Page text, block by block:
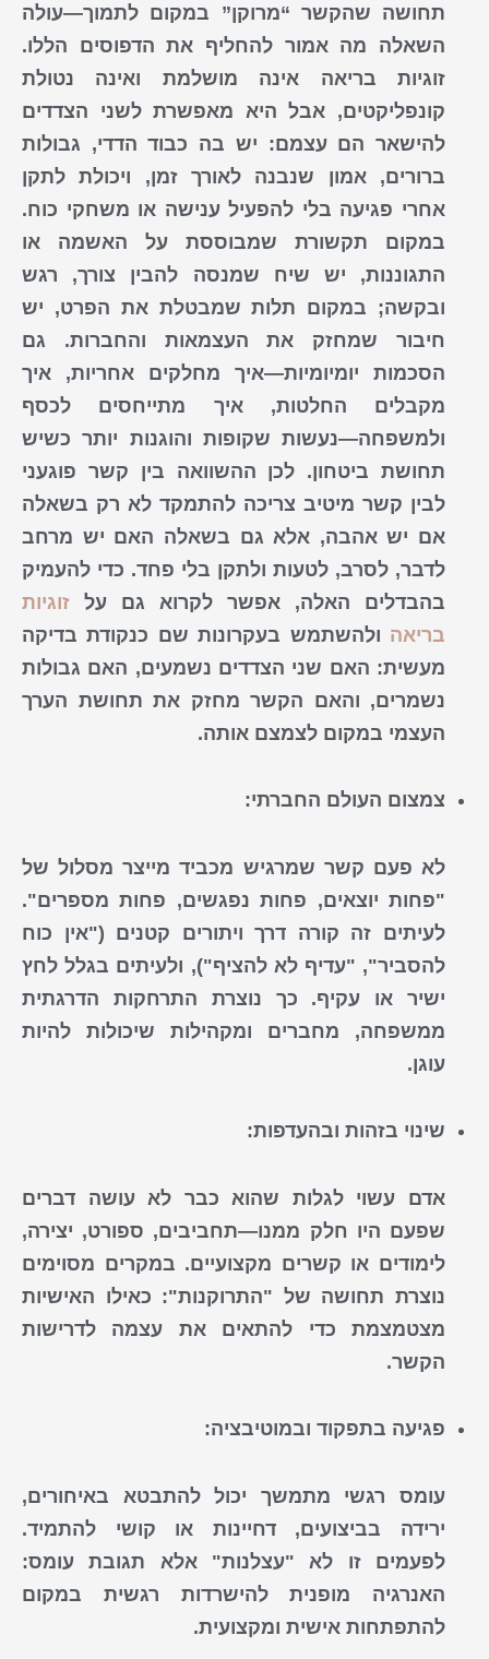
תחושה שהקשר “מרוקן” במקום לתמוך—עולה
השאלה מה אמור להחליף את הדפוסים הללו.
זוגיות בריאה אינה מושלמת ואינה נטולת
קונפליקטים, אבל היא מאפשרת לשני הצדדים
להישאר הם עצמם: יש בה כבוד הדדי, גבולות
ברורים, אמון שנבנה לאורך זמן, ויכולת לתקן
אחרי פגיעה בלי להפעיל ענישה או משחקי כוח.
במקום תקשורת שמבוססת על האשמה או
התגוננות, יש שיח שמנסה להבין צורך, רגש
ובקשה; במקום תלות שמבטלת את הפרט, יש
חיבור שמחזק את העצמאות והחברות. גם
הסכמות יומיומיות—איך מחלקים אחריות, איך
מקבלים החלטות, איך מתייחסים לכסף
ולמשפחה—נעשות שקופות והוגנות יותר כשיש
תחושת ביטחון. לכן ההשוואה בין קשר פוגעני
לבין קשר מיטיב צריכה להתמקד לא רק בשאלה
אם יש אהבה, אלא גם בשאלה האם יש מרחב
לדבר, לסרב, לטעות ולתקן בלי פחד. כדי להעמיק
בהבדלים האלה, אפשר לקרוא גם על זוגיות
בריאה ולהשתמש בעקרונות שם כנקודת בדיקה
מעשית: האם שני הצדדים נשמעים, האם גבולות
נשמרים, והאם הקשר מחזק את תחושת הערך
העצמי במקום לצמצם אותה.
צמצום העולם החברתי:
לא פעם קשר שמרגיש מכביד מייצר מסלול של
"פחות יוצאים, פחות נפגשים, פחות מספרים".
לעיתים זה קורה דרך ויתורים קטנים ("אין כוח
להסביר", "עדיף לא להציף"), ולעיתים בגלל לחץ
ישיר או עקיף. כך נוצרת התרחקות הדרגתית
ממשפחה, מחברים ומקהילות שיכולות להיות
עוגן.
שינוי בזהות ובהעדפות:
אדם עשוי לגלות שהוא כבר לא עושה דברים
שפעם היו חלק ממנו—תחביבים, ספורט, יצירה,
לימודים או קשרים מקצועיים. במקרים מסוימים
נוצרת תחושה של "התרוקנות": כאילו האישיות
מצטמצמת כדי להתאים את עצמה לדרישות
הקשר.
פגיעה בתפקוד ובמוטיבציה:
עומס רגשי מתמשך יכול להתבטא באיחורים,
ירידה בביצועים, דחיינות או קושי להתמיד.
לפעמים זו לא "עצלנות" אלא תגובת עומס:
האנרגיה מופנית להישרדות רגשית במקום
להתפתחות אישית ומקצועית.